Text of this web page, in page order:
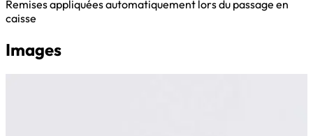
Remises appliquées automatiquement lors du passage en
caisse
Images